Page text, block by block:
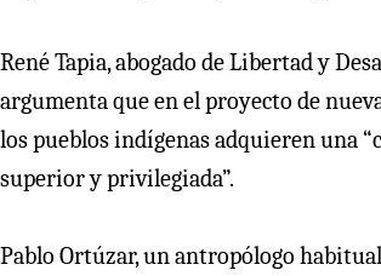
René Tapia, abogado de Libertad y
argumenta que en el proyecto de
los pueblos indígenas adquieren una
superior y privilegiada”.
Pablo Ortúzar, un antropólogo